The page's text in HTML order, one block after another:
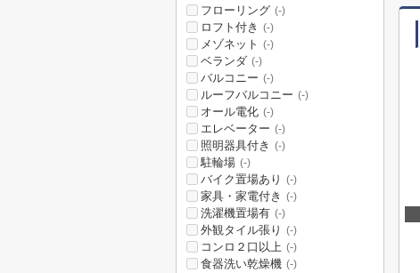
フローリング (-)
ロフト付き (-)
メゾネット (-)
ベランダ (-)
バルコニー (-)
ルーフバルコニー (-)
オール電化 (-)
エレベーター (-)
照明器具付き (-)
駐輪場 (-)
バイク置場あり (-)
家具・家電付き (-)
洗濯機置場有 (-)
外観タイル張り (-)
コンロ２口以上 (-)
食器洗い乾燥機 (-)